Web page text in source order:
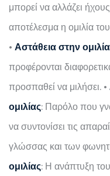
μπορεί να αλλάζει
αποτέλεσμα η ομιλία
• Αστάθεια στην ομιλία
προφέρονται
προσπαθεί να μιλήσει. •
ομιλίας: Παρόλο που
να συντονίσει τις
γλώσσας και των
ομιλίας: Η ανάπτυξη